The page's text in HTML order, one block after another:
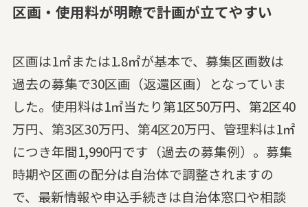
区画・使用料が明瞭で計画が立てやすい
区画は1㎡または1.8㎡が基本で、募集区画数は
過去の募集で30区画（返還区画）となっていま
した。使用料は1㎡当たり第1区50万円、第2区40
万円、第3区30万円、第4区20万円、管理料は1㎡
につき年間1,990円です（過去の募集例）。募集
時期や区画の配分は自治体で調整されますの
で、最新情報や申込手続きは自治体窓口や相談